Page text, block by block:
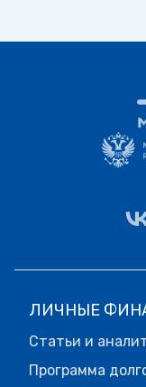
ЛИЧНЫЕ
Статьи и
Программа